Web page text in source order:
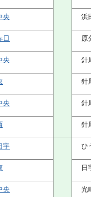
央 浜
日 原
央 針
針
央 針
針
宇 ひ
日
央 光